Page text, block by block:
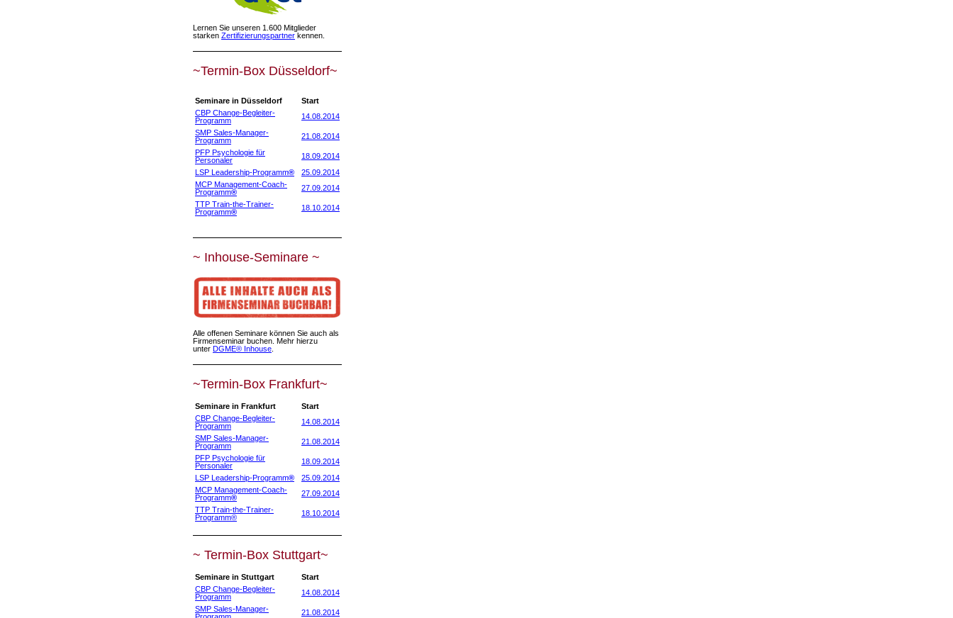
Lernen Sie unseren 1.600 Mitglieder
starken Zertifizierungspartner kennen.
~Termin-Box Düsseldorf~
Seminare in Düsseldorf
Start
CBP Change-Begleiter-
Programm
14.08.2014
SMP Sales-Manager-
Programm
21.08.2014
PFP Psychologie für
Personaler
18.09.2014
LSP Leadership-Programm®
25.09.2014
MCP Management-Coach-
Programm®
27.09.2014
TTP Train-the-Trainer-
Programm® 18.10.2014
~ Inhouse-Seminare ~
Alle offenen Seminare können Sie auch als
Firmenseminar buchen. Mehr hierzu
unter DGME® Inhouse
~Termin-Box Frankfurt~
Seminare in Frankfurt
Start
CBP Change-Begleiter-
Programm
14.08.2014
SMP Sales-Manager-
Programm
21.08.2014
PFP Psychologie für
Personaler
18.09.2014
LSP Leadership-Programm®
25.09.2014
MCP Management-Coach-
Programm®
27.09.2014
TTP Train-the-Trainer-
Programm® 18.10.2014
~ Termin-Box Stuttgart~
Seminare in Stuttgart
Start
CBP Change-Begleiter-
Programm
14.08.2014
SMP Sales-Manager-
21.08.2014